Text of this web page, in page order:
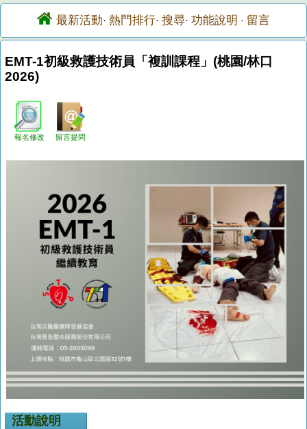
最新活動· 熱門排行· 搜尋· 功能說明 · 留言
EMT-1初級救護技術員「複訓課程」(桃園/林口
2026)
報名修改 留言提問
活動說明